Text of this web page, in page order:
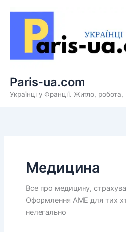
Paris-ua.com
Українці у Франції. Житло, робота,
Медицина
Все про медицину,
Оформлення AME для тих
нелегально